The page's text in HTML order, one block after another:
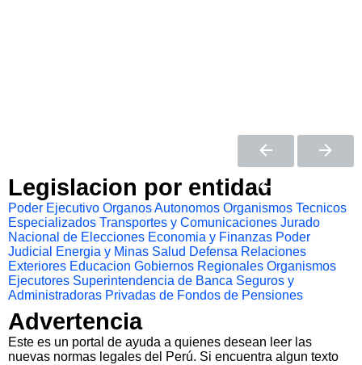
Legislacion por entidad
Poder Ejecutivo Organos Autonomos Organismos Tecnicos
Especializados Transportes y Comunicaciones Jurado
Nacional de Elecciones Economia y Finanzas Poder
Judicial
Energia y Minas Salud Defensa Relaciones
Exteriores Educacion Gobiernos Regionales Organismos
Ejecutores Superintendencia de Banca Seguros y
Administradoras Privadas de Fondos de Pensiones
Advertencia
Este es un portal de ayuda a quienes desean leer las
nuevas normas legales del Perú. Si encuentra algun texto